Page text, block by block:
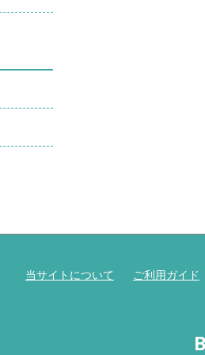
当サイトについて ご利用ガイド